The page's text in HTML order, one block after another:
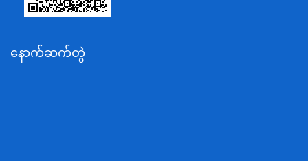
သယံဇာတနှင့်ပတ်ဝန်းကျင်ထိန်းသိမ်းရေးဝန်ကြီးဌာန
အလုပ်သမား၊လူဝင်မှုကြီးကြပ်ရေးနှင့်ပြည်သူ့အင်အား
နောက်ဆက်တွဲ